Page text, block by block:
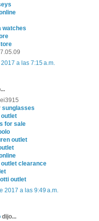
watches
a las 7:15 a.m.
sunglasses
for sale
outlet
clearance
outlet
2017 a las 9:49 a.m.
dijo...